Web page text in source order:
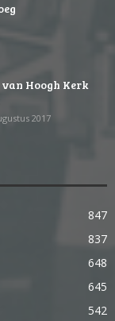
Hoogh Kerk
2017
847
837
648
645
542